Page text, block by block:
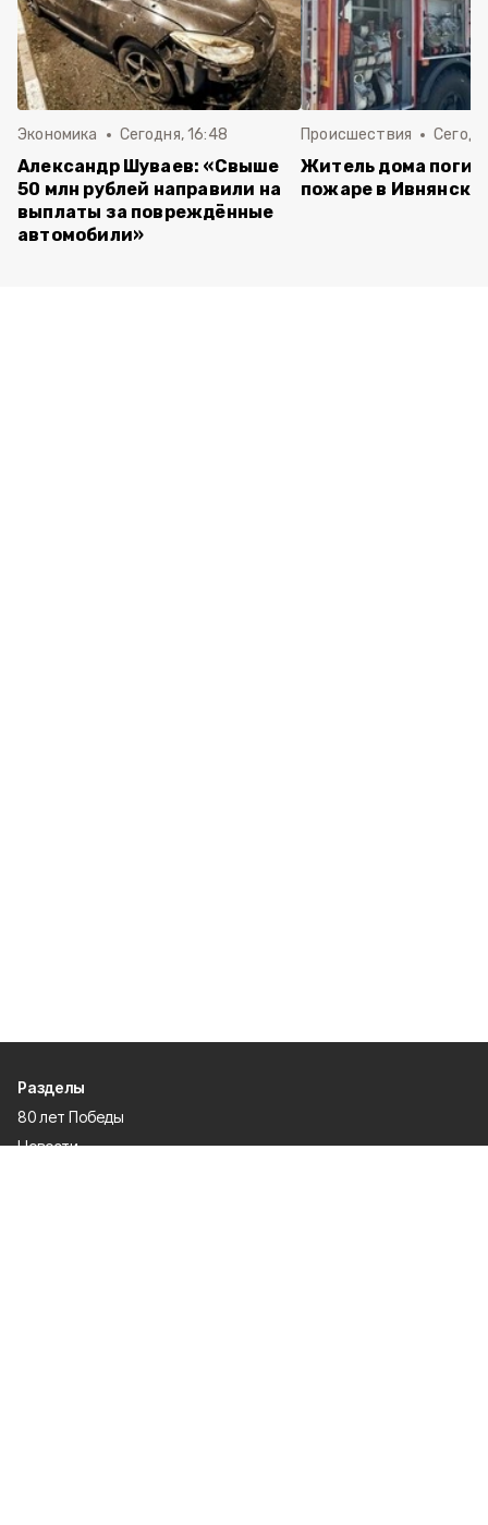
Экономика Сегодня, 16:48
Александр Шуваев: «Свыше
50 млн рублей направили на
выплаты за повреждённые
автомобили»
Происшествия
Житель дома погиб
пожаре в
Разделы
80 лет Победы
Новости